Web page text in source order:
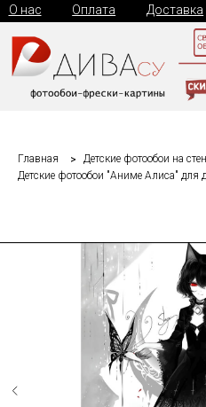
Контакты
О нас Доставка
Оплата
Главная
Детские фотообои на
Детские фотообои "Аниме Алиса" для